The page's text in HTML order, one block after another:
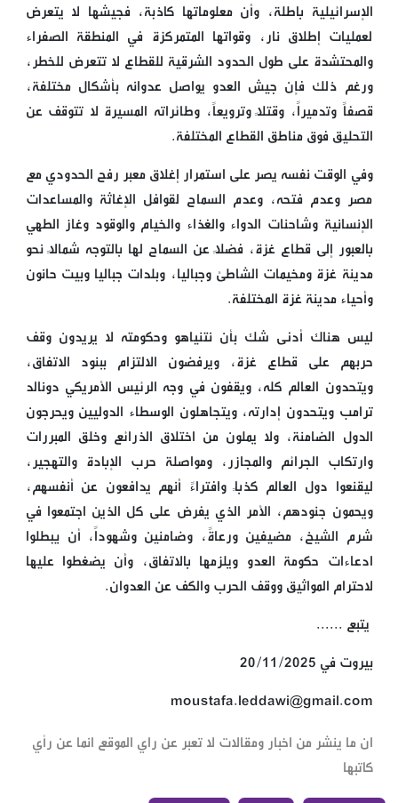
الإسرائيلية باطلة، وأن معلوماتها كاذبة، فجيشها لا يتعرض
لعمليات إطلاق نار، وقواتها المتمركزة في المنطقة الصفراء
والمحتشدة على طول الحدود الشرقية للقطاع لا تتعرض للخطر،
ورغم ذلك فإن جيش العدو يواصل عدوانه بأشكال مختلفة،
قصفاً وتدميراً، وقتلاً وترويعاً، وطائراته المسيرة لا تتوقف عن
التحليق فوق مناطق القطاع المختلفة.
وفي الوقت نفسه يصر على استمرار إغلاق معبر رفح الحدودي مع
مصر وعدم فتحه، وعدم السماح لقوافل الإغاثة والمساعدات
الإنسانية وشاحنات الدواء والغذاء والخيام والوقود وغاز الطهي
بالعبور إلى قطاع غزة، فضلاً عن السماح لها بالتوجه شمالاً نحو
مدينة غزة ومخيمات الشاطئ وجباليا، وبلدات جباليا وبيت حانون
وأحياء مدينة غزة المختلفة.
ليس هناك أدنى شك بأن نتنياهو وحكومته لا يريدون وقف
حربهم على قطاع غزة، ويرفضون الالتزام ببنود الاتفاق،
ويتحدون العالم كله، ويقفون في وجه الرئيس الأمريكي دونالد
ترامب ويتحدون إدارته، ويتجاهلون الوسطاء الدوليين ويحرجون
الدول الضامنة، ولا يملون من اختلاق الذرائع وخلق المبررات
وارتكاب الجرائم والمجازر، ومواصلة حرب الإبادة والتهجير،
ليقنعوا دول العالم كذباً وافتراءً أنهم يدافعون عن أنفسهم،
ويحمون جنودهم، الأمر الذي يفرض على كل الذين اجتمعوا في
شرم الشيخ، مضيفين ورعاةً، وضامنين وشهوداً، أن يبطلوا
ادعاءات حكومة العدو ويلزمها بالاتفاق، وأن يضغطوا عليها
لاحترام المواثيق ووقف الحرب والكف عن العدوان.
يتبع ......
بيروت في 20/11/2025
moustafa.leddawi@gmail.com
ان ما ينشر من اخبار ومقالات لا تعبر عن راي الموقع انما عن رأي
كاتبها